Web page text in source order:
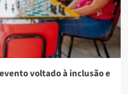
voltado à inclusão e